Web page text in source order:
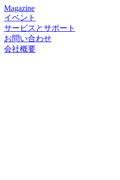
Magazine
イベント
サービスとサポート
お問い合わせ
会社概要